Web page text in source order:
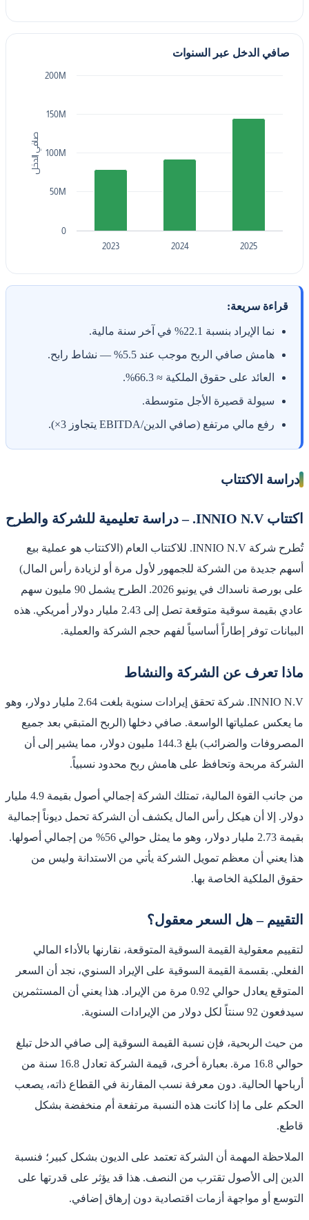
صافي الدخل عبر السنوات
صافي الدخل
2023 2024 2025
0
50M
100M
150M
200M
قراءة سريعة:
نما الإيراد بنسبة 22.1% في آخر سنة مالية.
هامش صافي الربح موجب عند 5.5% — نشاط رابح.
العائد على حقوق الملكية ≈ 66.3%.
سيولة قصيرة الأجل متوسطة.
رفع مالي مرتفع (صافي الدين/EBITDA يتجاوز 3×).
دراسة الاكتتاب
اكتتاب INNIO N.V. – دراسة تعليمية للشركة والطرح
تُطرح شركة INNIO N.V. للاكتتاب العام (الاكتتاب هو عملية بيع
أسهم جديدة من الشركة للجمهور لأول مرة أو لزيادة رأس المال)
على بورصة ناسداك في يونيو 2026. الطرح يشمل 90 مليون سهم
عادي بقيمة سوقية متوقعة تصل إلى 2.43 مليار دولار أمريكي. هذه
البيانات توفر إطاراً أساسياً لفهم حجم الشركة والعملية.
ماذا تعرف عن الشركة والنشاط
INNIO N.V. شركة تحقق إيرادات سنوية بلغت 2.64 مليار دولار، وهو
ما يعكس عملياتها الواسعة. صافي دخلها (الربح المتبقي بعد جميع
المصروفات والضرائب) بلغ 144.3 مليون دولار، مما يشير إلى أن
الشركة مربحة وتحافظ على هامش ربح محدود نسبياً.
من جانب القوة المالية، تمتلك الشركة إجمالي أصول بقيمة 4.9 مليار
دولار. إلا أن هيكل رأس المال يكشف أن الشركة تحمل ديوناً إجمالية
بقيمة 2.73 مليار دولار، وهو ما يمثل حوالي 56% من إجمالي أصولها.
هذا يعني أن معظم تمويل الشركة يأتي من الاستدانة وليس من
حقوق الملكية الخاصة بها.
التقييم – هل السعر معقول؟
لتقييم معقولية القيمة السوقية المتوقعة، نقارنها بالأداء المالي
الفعلي. بقسمة القيمة السوقية على الإيراد السنوي، نجد أن السعر
المتوقع يعادل حوالي 0.92 مرة من الإيراد. هذا يعني أن المستثمرين
سيدفعون 92 سنتاً لكل دولار من الإيرادات السنوية.
من حيث الربحية، فإن نسبة القيمة السوقية إلى صافي الدخل تبلغ
حوالي 16.8 مرة. بعبارة أخرى، قيمة الشركة تعادل 16.8 سنة من
أرباحها الحالية. دون معرفة نسب المقارنة في القطاع ذاته، يصعب
الحكم على ما إذا كانت هذه النسبة مرتفعة أم منخفضة بشكل
قاطع.
الملاحظة المهمة أن الشركة تعتمد على الديون بشكل كبير؛ فنسبة
الدين إلى الأصول تقترب من النصف. هذا قد يؤثر على قدرتها على
التوسع أو مواجهة أزمات اقتصادية دون إرهاق إضافي.